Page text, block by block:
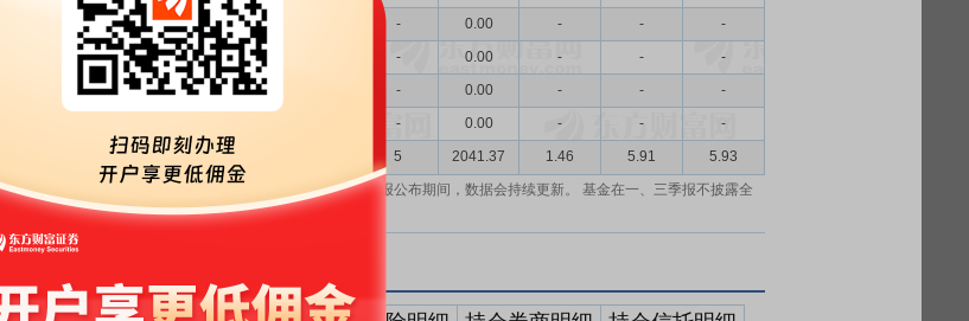
- 0.00 - -
-
- 0.00 - -
-
- 0.00 - -
-
- 0.00 - -
-
5 2041.37 1.46 5.91
5.93
年报和基金年报；在上市公司报表、基金季报、半年报和年报公布期间，数据会持续更新。 基金在一、三季报不披露全
明细